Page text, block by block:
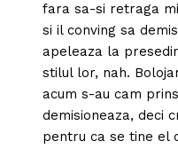
fara sa-si retraga
si il conving sa
apeleaza la
stilul lor, nah.
acum s-au cam
demisioneaza, deci
pentru ca se tine el